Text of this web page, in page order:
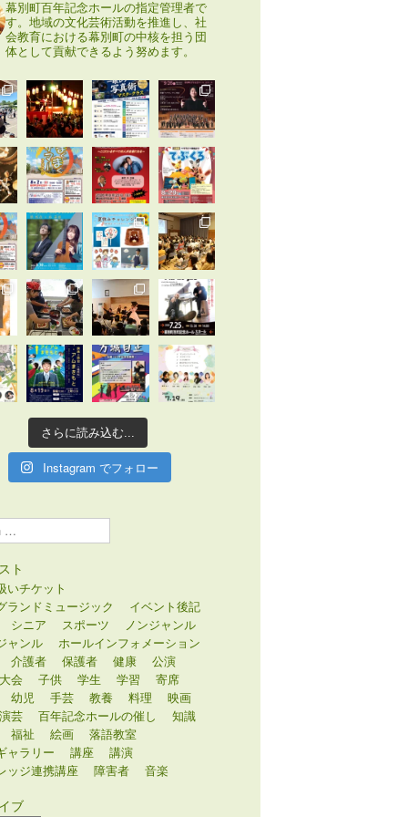
幕別町百年記念ホールの指定管理者で
す。地域の文化芸術活動を推進し、社
会教育における幕別町の中核を担う団
体として貢献できるよう努めます。
さらに読み込む...
Instagram でフォロー
ト
いチケット
ランドミュージック
イベント後記
シニア スポーツ
ノンジャンル
ャンル
ホールインフォメーション
介護者 保護者 健康
公演
大会 子供 学生 学習
寄席
幼児 手芸 教養 料理
映画
演芸 百年記念ホールの催し
知識
福祉 絵画
落語教室
ャラリー
講座
講演
ッジ連携講座
障害者 音楽
ブ